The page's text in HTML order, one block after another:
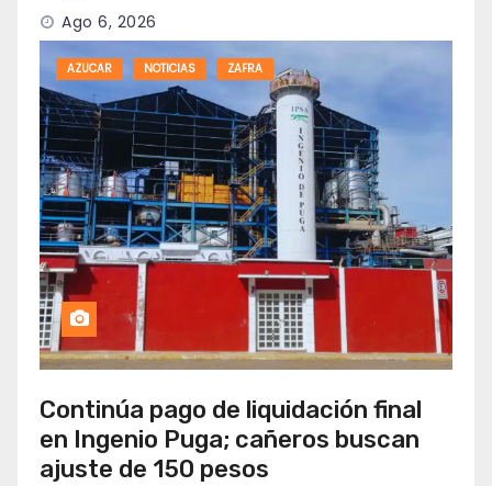
Ago 6, 2026
AZUCAR NOTICIAS ZAFRA
Continúa pago de liquidación final
en Ingenio Puga; cañeros buscan
ajuste de 150 pesos